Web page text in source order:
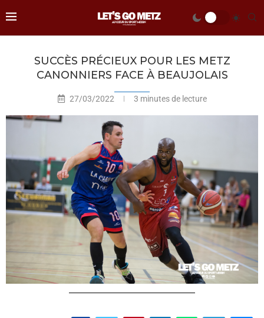
SUCCÈS PRÉCIEUX POUR LES METZ
CANONNIERS FACE À BEAUJOLAIS
27/03/2022 3 minutes de lecture